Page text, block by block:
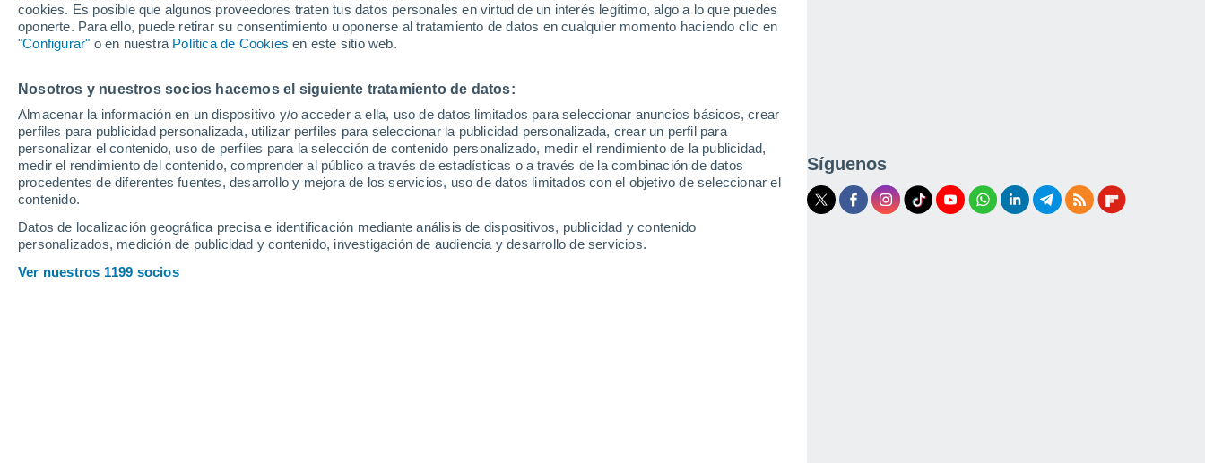
cookies. Es posible que algunos proveedores traten tus datos personales en virtud de un interés legítimo, algo a lo que puedes
oponerte. Para ello, puede retirar su consentimiento u oponerse al tratamiento de datos en cualquier momento haciendo clic en
"Configurar" o en nuestra Política de Cookies en este sitio web.
Nosotros y nuestros socios hacemos el siguiente tratamiento de datos:
Almacenar la información en un dispositivo y/o acceder a ella, uso de datos limitados para seleccionar anuncios básicos, crear
perfiles para publicidad personalizada, utilizar perfiles para seleccionar la publicidad personalizada, crear un perfil para
personalizar el contenido, uso de perfiles para la selección de contenido personalizado, medir el rendimiento de la publicidad,
medir el rendimiento del contenido, comprender al público a través de estadísticas o a través de la combinación de datos
procedentes de diferentes fuentes, desarrollo y mejora de los servicios, uso de datos limitados con el objetivo de seleccionar el
contenido.
Datos de localización geográfica precisa e identificación mediante análisis de dispositivos, publicidad y contenido
personalizados, medición de publicidad y contenido, investigación de audiencia y desarrollo de servicios.
Ver nuestros 1199 socios
Bagnolo Di Po Bosaro
C
Canaro
Canda
Castelguglielmo
Castelnovo Bariano
Ceneselli
Ceregnano
Corbola
Costa Di Rovigo
F
Síguenos